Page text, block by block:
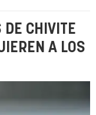
DE CHIVITE
A LOS